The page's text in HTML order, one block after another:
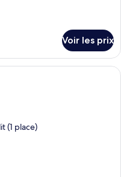
Voir les prix
hall d’entrée spacieux avec un
(1 place)